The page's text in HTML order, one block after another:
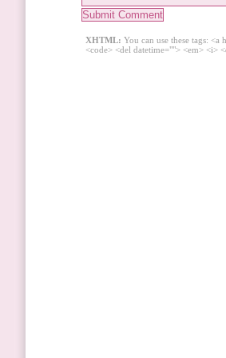
XHTML: You can use these tags:
<code> <del datetime=""> <em> <i>